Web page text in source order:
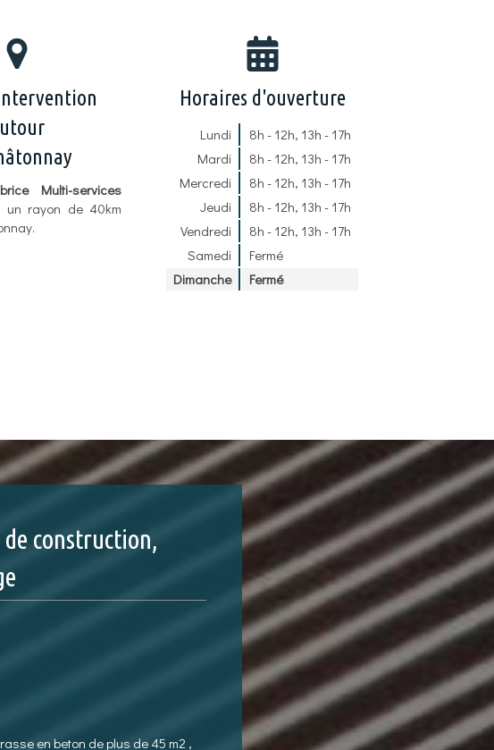
Multi-services
un rayon de 40km
Horaires d'ouverture
Lundi 8h - 12h, 13h - 17h
Mardi
8h - 12h, 13h - 17h
Mercredi
8h - 12h, 13h - 17h
Jeudi
8h - 12h, 13h - 17h
Vendredi
8h - 12h, 13h - 17h
Samedi
Fermé
Dimanche
Fermé
construction,
en beton de plus de 45 m2 ,